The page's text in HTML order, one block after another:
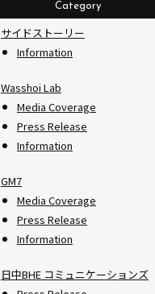
Category
サイドストーリー
Information
Wasshoi Lab
Media Coverage
Press Release
Information
GM7
Media Coverage
Press Release
Information
日中BHE コミュニケーションズ